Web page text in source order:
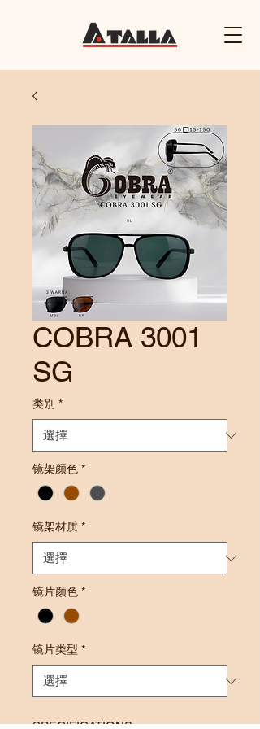
COBRA 3001
SG
类别 *
镜架颜色 *
镜架材质 *
镜片颜色 *
镜片类型 *